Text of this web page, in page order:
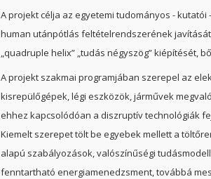
A projekt célja az egyetemi tudományos -
human utánpótlás feltételrendszerének
„quadruple helix” „tudás négyszög” kiépítését,
A projekt szakmai programjában szerepel az
kisrepülőgépek, légi eszközök, járművek
ehhez kapcsolódóan a diszruptív technológiák
Kiemelt szerepet tölt be egyebek mellett a
alapú szabályozások, valószínűségi
fenntartható energiamenedzsment, továbbá